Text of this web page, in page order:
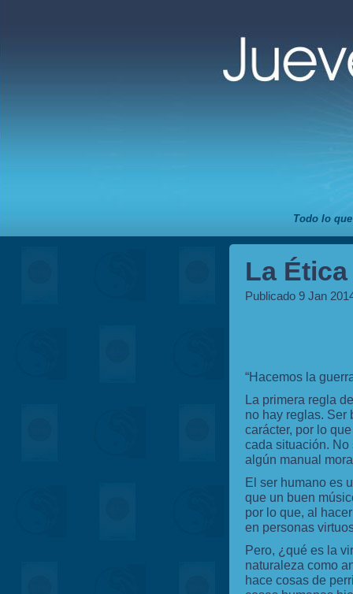
Todo lo
La
Publicado 9 Jan
“Hacemos la
La primera regla
no hay reglas. Ser
carácter, por lo
cada situación.
algún manual
El ser humano es
que un buen
por lo que, al
en personas
Pero, ¿qué es la
naturaleza como
hace cosas de